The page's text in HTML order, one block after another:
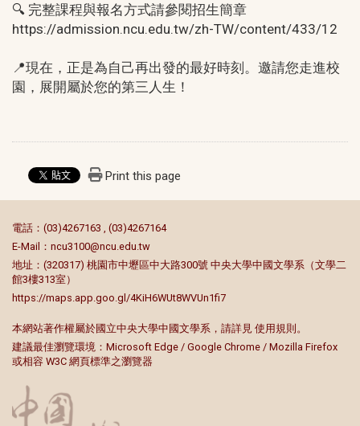
🔍 完整課程與報名方式請參閱招生簡章
https://admission.ncu.edu.tw/zh-TW/content/433/12
📍現在，正是為自己再出發的最好時刻。邀請您走進校
園，展開屬於您的第三人生！
Print this page
電話：(03)4267163 , (03)4267164
E-Mail： ncu3100@ncu.edu.tw
地址：(320317) 桃園市中壢區中大路300號 中央大學中國文學系（文學二
館3樓313室）
https://maps.app.goo.gl/4KiH6WUt8WVUn1fi7
本網站著作權屬於國立中央大學中國文學系，請詳見 使用規則 。
建議最佳瀏覽環境：Microsoft Edge / Google Chrome / Mozilla Firefox
或相容 W3C 網頁標準之瀏覽器